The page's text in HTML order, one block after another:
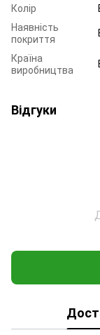
Колір
Наявність
покриття
Країна
виробництва
Відгуки